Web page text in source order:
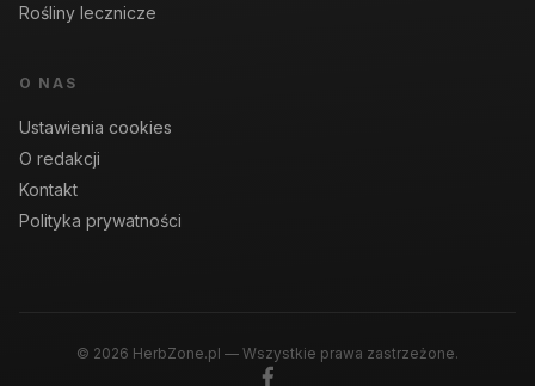
Rośliny lecznicze
O NAS
Ustawienia cookies
O redakcji
Kontakt
Polityka prywatności
© 2026 HerbZone.pl — Wszystkie prawa zastrzeżone.